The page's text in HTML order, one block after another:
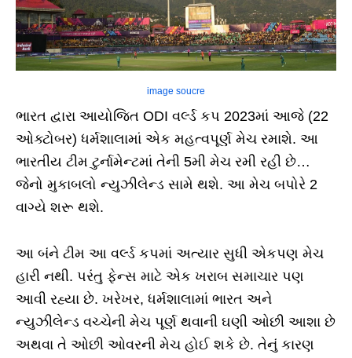
image soucre
ભારત દ્વારા આયોજિત ODI વર્લ્ડ કપ 2023માં આજે (22
ઓક્ટોબર) ધર્મશાલામાં એક મહત્વપૂર્ણ મેચ રમાશે. આ
ભારતીય ટીમ ટુર્નામેન્ટમાં તેની 5મી મેચ રમી રહી છે…
જેનો મુકાબલો ન્યુઝીલેન્ડ સામે થશે. આ મેચ બપોરે 2
વાગ્યે શરૂ થશે.
આ બંને ટીમ આ વર્લ્ડ કપમાં અત્યાર સુધી એકપણ મેચ
હારી નથી. પરંતુ ફેન્સ માટે એક ખરાબ સમાચાર પણ
આવી રહ્યા છે. ખરેખર, ધર્મશાલામાં ભારત અને
ન્યુઝીલેન્ડ વચ્ચેની મેચ પૂર્ણ થવાની ઘણી ઓછી આશા છે
અથવા તે ઓછી ઓવરની મેચ હોઈ શકે છે. તેનું કારણ